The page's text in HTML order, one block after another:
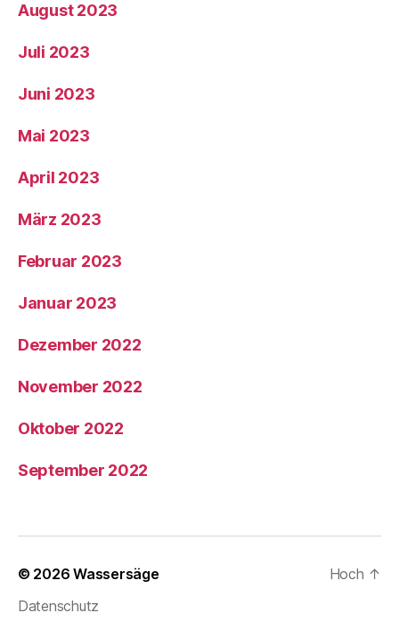
August 2023
Juli 2023
Juni 2023
Mai 2023
April 2023
März 2023
Februar 2023
Januar 2023
Dezember 2022
November 2022
Oktober 2022
September 2022
© 2026Wassersäge
Datenschutz
Hoch ↑